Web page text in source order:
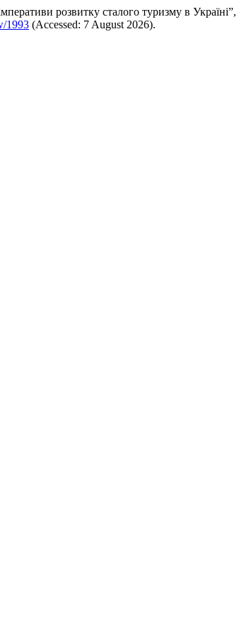
розвитку сталого туризму в Україні”,
1993 (Accessed: 7 August 2026).